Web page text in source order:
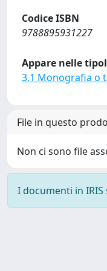
Codice ISBN
9788895931227
Appare nelle
3.1 Monografia o
File in questo
Non ci sono file
I documenti in